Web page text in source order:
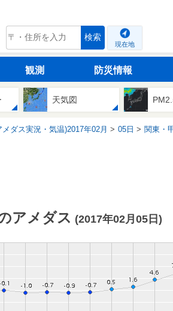
tenki.jp 検索
現在地
観測 防災情報
天気図
ダス実況・気温)2017年02月 05日 関東・
アメダス (2017年02月05日)